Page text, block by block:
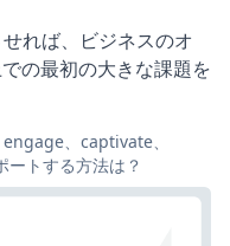
れば、ビジネスのオ
の最初の大きな課題を
、captivate、
ートする方法は？